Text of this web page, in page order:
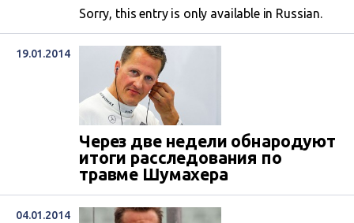
Sorry, this entry is only available in Russian.
19.01.2014
Через две недели обнародуют
итоги расследования по
травме Шумахера
04.01.2014